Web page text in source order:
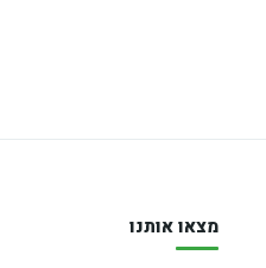
מצאו אותנו